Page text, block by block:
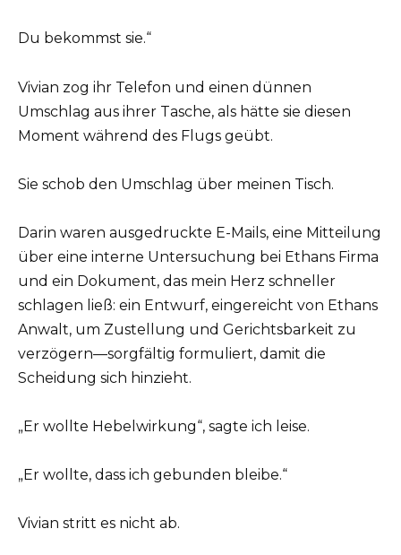
Du bekommst sie.“
Vivian zog ihr Telefon und einen dünnen
Umschlag aus ihrer Tasche, als hätte sie diesen
Moment während des Flugs geübt.
Sie schob den Umschlag über meinen Tisch.
Darin waren ausgedruckte E-Mails, eine Mitteilung
über eine interne Untersuchung bei Ethans Firma
und ein Dokument, das mein Herz schneller
schlagen ließ: ein Entwurf, eingereicht von Ethans
Anwalt, um Zustellung und Gerichtsbarkeit zu
verzögern—sorgfältig formuliert, damit die
Scheidung sich hinzieht.
„Er wollte Hebelwirkung“, sagte ich leise.
„Er wollte, dass ich gebunden bleibe.“
Vivian stritt es nicht ab.